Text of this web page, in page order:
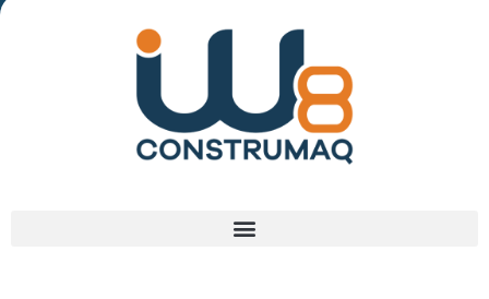
(48) 3238-9838